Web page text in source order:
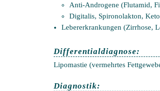
Anti-Androgene (Flutamid,
Digitalis, Spironolakton,
Lebererkrankungen (Zirrhose,
Differentialdiagnose:
Lipomastie (vermehrtes
Diagnostik: